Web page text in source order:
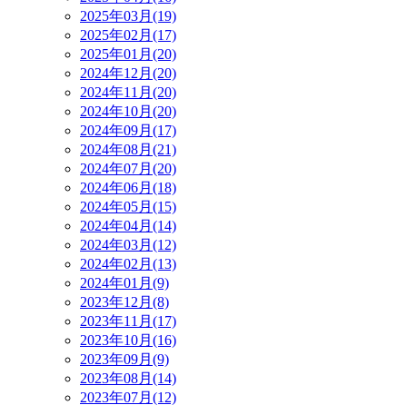
2025年03月(19)
2025年02月(17)
2025年01月(20)
2024年12月(20)
2024年11月(20)
2024年10月(20)
2024年09月(17)
2024年08月(21)
2024年07月(20)
2024年06月(18)
2024年05月(15)
2024年04月(14)
2024年03月(12)
2024年02月(13)
2024年01月(9)
2023年12月(8)
2023年11月(17)
2023年10月(16)
2023年09月(9)
2023年08月(14)
2023年07月(12)